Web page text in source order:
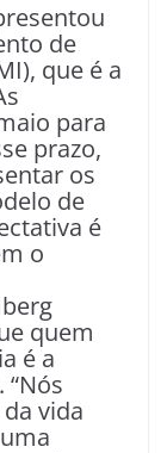
de
que é a
para
prazo,
os
de
é
o
quem
é a
vida